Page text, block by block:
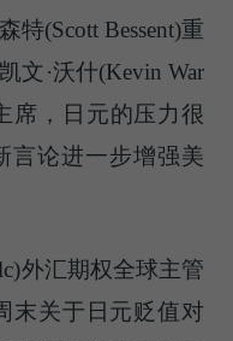
特(Scott Bessent)重
文·沃什(Kevin War
席，日元的压力很
言论进一步增强美
外汇期权全球主管
末关于日元贬值对